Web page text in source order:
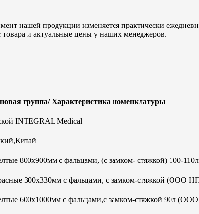
нашей продукции изменяется практически
и актуальные цены у наших менеджеров.
группа/ Характеристика номенклатуры
INTEGRAL Medical
800х900мм с фальцами, (с замком- стяжкой) 100-
300х330мм с фальцами, с замком-стяжкой (ООО
600х1000мм с фальцами,с замком-стяжкой 90л